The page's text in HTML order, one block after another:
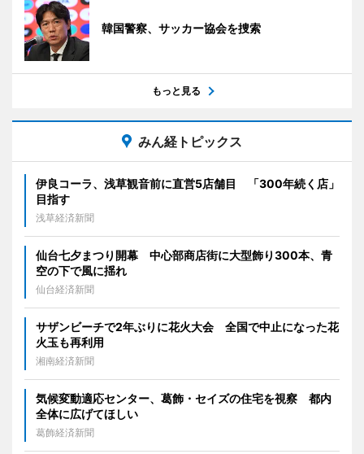
韓国警察、サッカー協会を捜索
もっと見る
みん経トピックス
伊良コーラ、浅草観音前に直営5店舗目 「300年続く店」
目指す
浅草経済新聞
仙台七夕まつり開幕 中心部商店街に大型飾り300本、青
空の下で風に揺れ
仙台経済新聞
サザンビーチで2年ぶりに花火大会 全国で中止になった花
火玉も再利用
湘南経済新聞
気候変動適応センター、葛飾・セイズの住宅を視察 都内
全体に広げてほしい
葛飾経済新聞